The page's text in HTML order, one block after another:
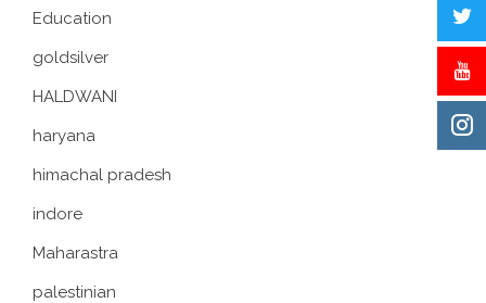
Education
goldsilver
HALDWANI
haryana
himachal pradesh
indore
Maharastra
palestinian